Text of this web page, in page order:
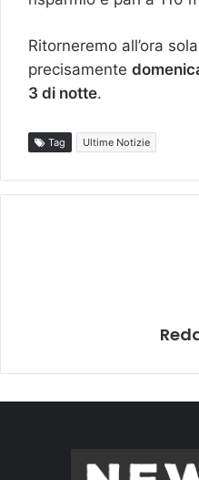
Ritorneremo all’ora
precisamente
3 di notte.
Tag Ultime Notizie